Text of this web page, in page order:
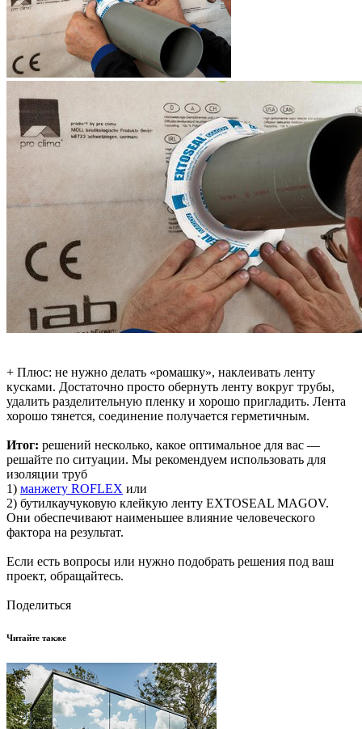
+ Плюс: не нужно делать «ромашку», наклеивать ленту
кусками. Достаточно просто обернуть ленту вокруг трубы,
удалить разделительную пленку и хорошо пригладить. Лента
хорошо тянется, соединение получается герметичным.
Итог: решений несколько, какое оптимальное для вас —
решайте по ситуации. Мы рекомендуем использовать для
изоляции труб
1) манжету ROFLEX или
2) бутилкаучуковую клейкую ленту EXTOSEAL MAGOV.
Они обеспечивают наименьшее влияние человеческого
фактора на результат.
Если есть вопросы или нужно подобрать решения под ваш
проект, обращайтесь.
Поделиться
Читайте также